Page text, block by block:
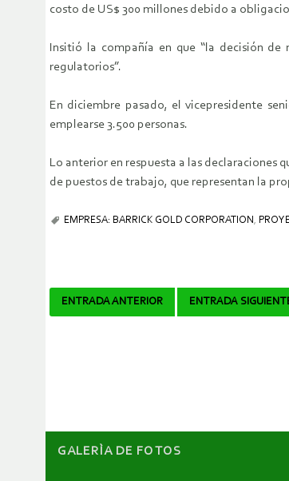
costo de US$ 300 millones debido a
Insitió la compañía en que “la decisión
regulatorios”.
En diciembre pasado, el vicepresidente
emplearse 3.500 personas.
Lo anterior en respuesta a las declaraciones
de puestos de trabajo, que representan la
EMPRESA: BARRICK GOLD CORPORATION ,
Navegador
ENTRADA ANTERIOR ENTRADA
GALERÌA DE FOTOS